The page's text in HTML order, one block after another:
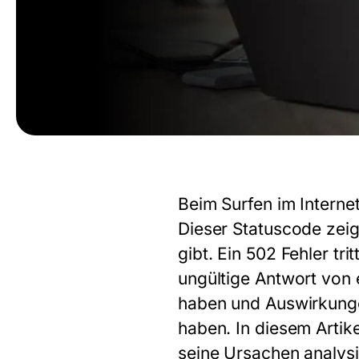
Beim Surfen im
Dieser Statuscode
gibt. Ein 502 Fehler
ungültige Antwort von
haben und
haben. In diesem
seine Ursachen